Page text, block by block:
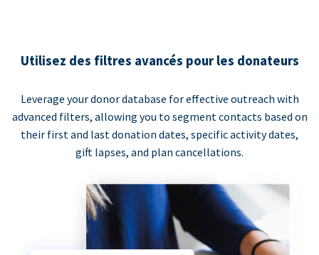
Utilisez des filtres avancés pour les donateurs
Leverage your donor database for effective outreach with
advanced filters, allowing you to segment contacts based on
their first and last donation dates, specific activity dates,
gift lapses, and plan cancellations.